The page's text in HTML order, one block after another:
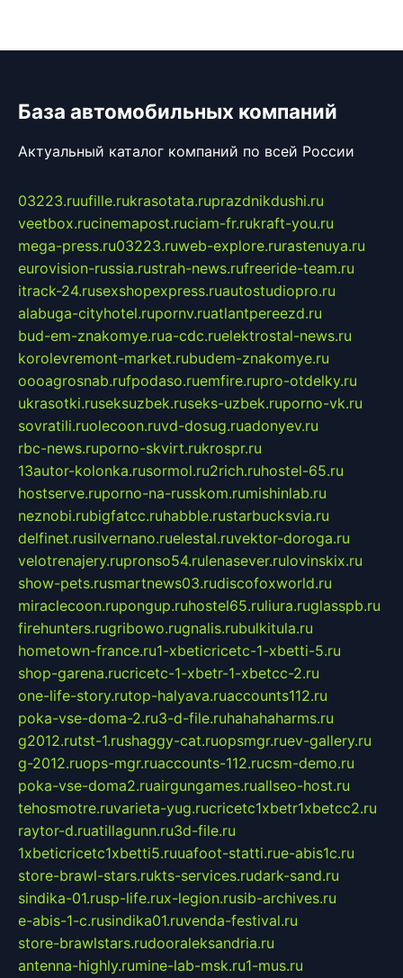
База автомобильных компаний
Актуальный каталог компаний по всей России
03223.ruufille.rukrasotata.ruprazdnikdushi.ru
veetbox.rucinemapost.ruciam-fr.rukraft-you.ru
mega-press.ru03223.ruweb-explore.rurastenuya.ru
eurovision-russia.rustrah-news.rufreeride-team.ru
itrack-24.rusexshopexpress.ruautostudiopro.ru
alabuga-cityhotel.rupornv.ruatlantpereezd.ru
bud-em-znakomye.rua-cdc.ruelektrostal-news.ru
korolevremont-market.rubudem-znakomye.ru
oooagrosnab.rufpodaso.ruemfire.rupro-otdelky.ru
ukrasotki.ruseksuzbek.ruseks-uzbek.ruporno-vk.ru
sovratili.ruolecoon.ruvd-dosug.ruadonyev.ru
rbc-news.ruporno-skvirt.rukrospr.ru
13autor-kolonka.rusormol.ru2rich.ruhostel-65.ru
hostserve.ruporno-na-russkom.rumishinlab.ru
neznobi.rubigfatcc.ruhabble.rustarbucksvia.ru
delfinet.rusilvernano.ruelestal.ruvektor-doroga.ru
velotrenajery.rupronso54.rulenasever.rulovinskix.ru
show-pets.rusmartnews03.rudiscofoxworld.ru
miraclecoon.rupongup.ruhostel65.ruliura.ruglasspb.ru
firehunters.rugribowo.rugnalis.rubulkitula.ru
hometown-france.ru1-xbeticricetc-1-xbetti-5.ru
shop-garena.rucricetc-1-xbetr-1-xbetcc-2.ru
one-life-story.rutop-halyava.ruaccounts112.ru
poka-vse-doma-2.ru3-d-file.ruhahahaharms.ru
g2012.rutst-1.rushaggy-cat.ruopsmgr.ruev-gallery.ru
g-2012.ruops-mgr.ruaccounts-112.rucsm-demo.ru
poka-vse-doma2.ruairgungames.ruallseo-host.ru
tehosmotre.ruvarieta-yug.rucricetc1xbetr1xbetcc2.ru
raytor-d.ruatillagunn.ru3d-file.ru
1xbeticricetc1xbetti5.ruuafoot-statti.rue-abis1c.ru
store-brawl-stars.rukts-services.rudark-sand.ru
sindika-01.rusp-life.rux-legion.rusib-archives.ru
e-abis-1-c.rusindika01.ruvenda-festival.ru
store-brawlstars.rudooraleksandria.ru
antenna-highly.rumine-lab-msk.ru1-mus.ru